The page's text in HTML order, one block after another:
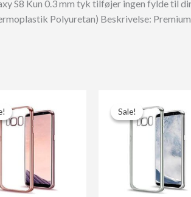
S8 Kun 0.3 mm tyk tilføjer ingen fylde til
Polyuretan) Beskrivelse:
Sale!
Sale!